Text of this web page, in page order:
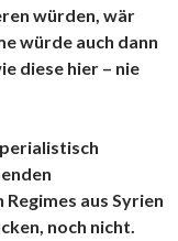
würden, wär
würde auch dann
diese hier – nie
aus Syrien
noch nicht.